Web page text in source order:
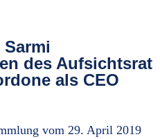
des Aufsichtsrat
als CEO
vom 29. April 2019